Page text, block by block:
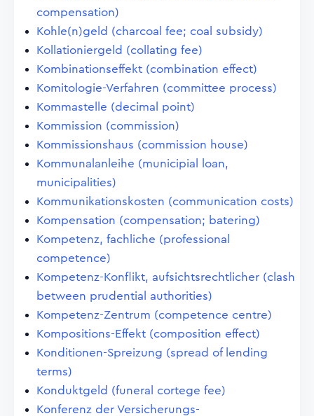
compensation)
Kohle(n)geld (charcoal fee; coal subsidy)
Kollationiergeld (collating fee)
Kombinationseffekt (combination effect)
Komitologie-Verfahren (committee process)
Kommastelle (decimal point)
Kommission (commission)
Kommissionshaus (commission house)
Kommunalanleihe (municipial loan,
municipalities)
Kommunikationskosten (communication costs)
Kompensation (compensation; batering)
Kompetenz, fachliche (professional
competence)
Kompetenz-Konflikt, aufsichtsrechtlicher (clash
between prudential authorities)
Kompetenz-Zentrum (competence centre)
Kompositions-Effekt (composition effect)
Konditionen-Spreizung (spread of lending
terms)
Konduktgeld (funeral cortege fee)
Konferenz der Versicherungs-